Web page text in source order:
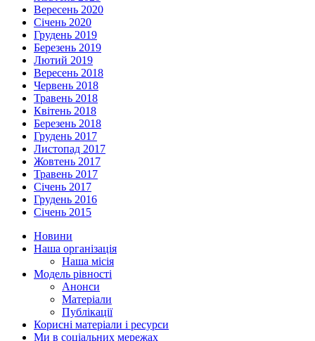
Вересень 2020
Січень 2020
Грудень 2019
Березень 2019
Лютий 2019
Вересень 2018
Червень 2018
Травень 2018
Квітень 2018
Березень 2018
Грудень 2017
Листопад 2017
Жовтень 2017
Травень 2017
Січень 2017
Грудень 2016
Січень 2015
Новини
Наша організація
Наша місія
Модель рівності
Анонси
Матеріали
Публікації
Корисні матеріали і ресурси
Ми в соціальних мережах